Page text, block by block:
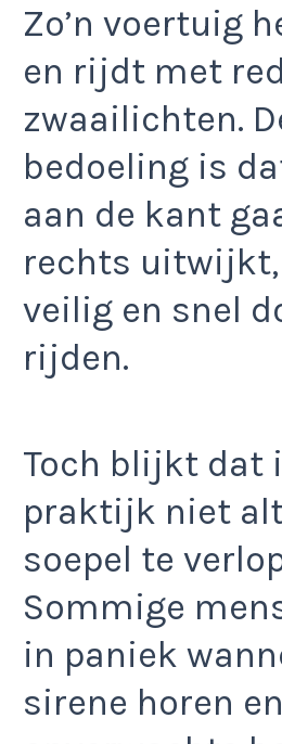
Zo’n voertuig
en rijdt met
zwaailichten.
bedoeling is
aan de kant
rechts
veilig en snel
rijden.
Toch blijkt dat
praktijk niet
soepel te
Sommige
in paniek
sirene horen